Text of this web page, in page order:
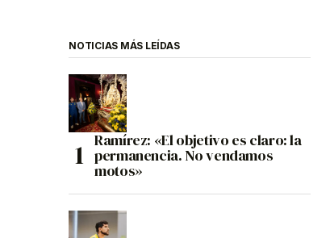
NOTICIAS MÁS LEÍDAS
Ramírez: «El objetivo es claro: la
permanencia. No vendamos
motos»